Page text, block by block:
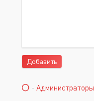
Добавить
- Администраторы